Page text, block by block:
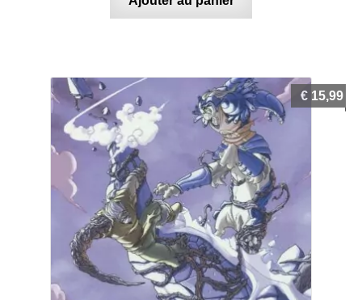
€ 15,99